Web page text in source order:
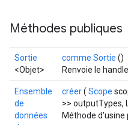
Méthodes publiques
Sortie
<Objet>
comme Sortie ()
Renvoie le
Ensemble
de
données
créer( Scope
>> outputTypes,
Méthode d'usine